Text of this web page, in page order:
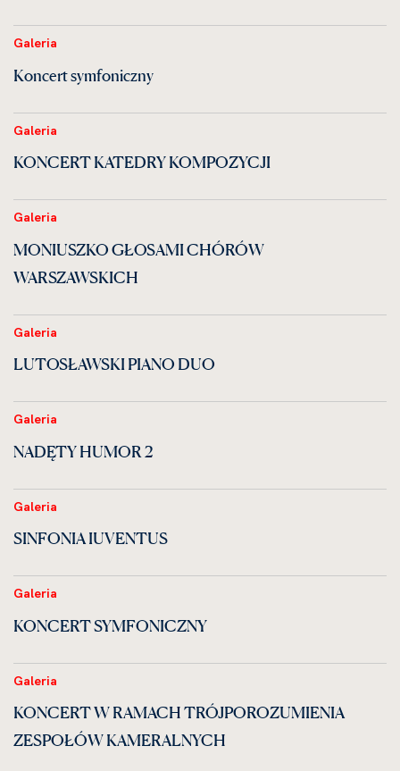
Galeria
Koncert symfoniczny
Galeria
KONCERT KATEDRY KOMPOZYCJI
Galeria
MONIUSZKO GŁOSAMI CHÓRÓW
WARSZAWSKICH
Galeria
LUTOSŁAWSKI PIANO DUO
Galeria
NADĘTY HUMOR 2
Galeria
SINFONIA IUVENTUS
Galeria
KONCERT SYMFONICZNY
Galeria
KONCERT W RAMACH TRÓJPOROZUMIENIA
ZESPOŁÓW KAMERALNYCH